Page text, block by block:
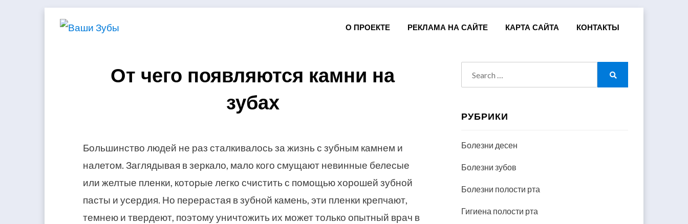
О ПРОЕКТЕ РЕКЛАМА НА САЙТЕ КАРТА САЙТА КОНТАКТЫ
От чего появляются камни на
зубах
Большинство людей не раз сталкивалось за жизнь с зубным камнем и
налетом. Заглядывая в зеркало, мало кого смущают невинные белесые
или желтые пленки, которые легко счистить с помощью хорошей зубной
пасты и усердия. Но перерастая в зубной камень, эти пленки крепчают,
темнею и твердеют, поэтому уничтожить их может только опытный врач в
РУБРИКИ
Болезни десен
Болезни зубов
Болезни полости рта
Гигиена полости рта